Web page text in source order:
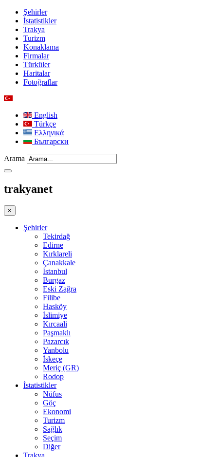
Şehirler
İstatistikler
Trakya
Turizm
Konaklama
Firmalar
Türküler
Haritalar
Fotoğraflar
English
Türkçe
Ελληνικά
Български
Arama
trakyanet
×
Şehirler
Tekirdağ
Edirne
Kırklareli
Çanakkale
İstanbul
Burgaz
Eski Zağra
Filibe
Hasköy
İslimiye
Kırcaali
Paşmaklı
Pazarcık
Yanbolu
İskeçe
Meriç (GR)
Rodop
İstatistikler
Nüfus
Göç
Ekonomi
Turizm
Sağlık
Seçim
Diğer
Trakya